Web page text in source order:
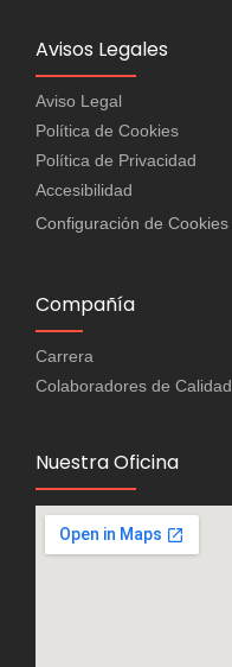
Avisos Legales
Aviso Legal
Política de Cookies
Política de Privacidad
Accesibilidad
Configuración de Cookies
Compañía
Carrera
Colaboradores de Calidad
Nuestra Oficina